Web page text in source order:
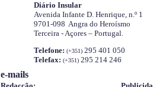
Diário Insular
Avenida Infante D. Henrique, n.º 1
9701-098 Angra do Heroísmo
Terceira - Açores – Portugal.
Telefone: (+351) 295 401 050
Telefax: (+351) 295 214 246
e-mails